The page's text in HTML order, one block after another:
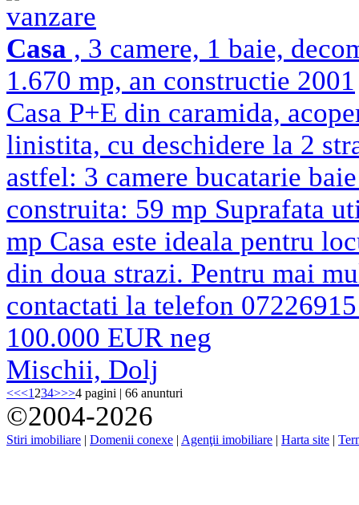
vanzare
Casa , 3 camere, 1 baie,
1.670 mp, an constructie 2001
Casa P+E din caramida,
linistita, cu deschidere la 2
astfel: 3 camere bucatarie
construita: 59 mp Suprafata
mp Casa este ideala pentru
din doua strazi. Pentru mai
contactati la telefon
100.000 EUR neg
Mischii, Dolj
<<<1 234>>>4 pagini | 66 anunturi
©2004-2026
Stiri imobiliare | Domenii conexe | Agenţii imobiliare | Harta site |